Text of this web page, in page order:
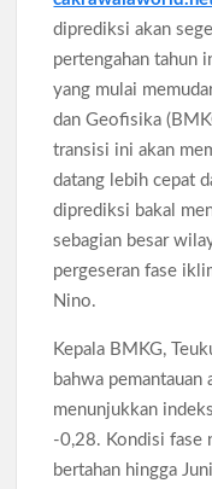
Bank Dunia Mulai
Independen
Dokter Ungkap
Sidang MK Bahas
Box Office Hollywood
diprediksi akan
pertengahan tahun
yang mulai
dan Geofisika
transisi ini akan
datang lebih cepat
diprediksi bakal
sebagian besar
pergeseran fase
Nino.
Kepala BMKG,
bahwa pemantauan
menunjukkan
-0,28. Kondisi fase
bertahan hingga